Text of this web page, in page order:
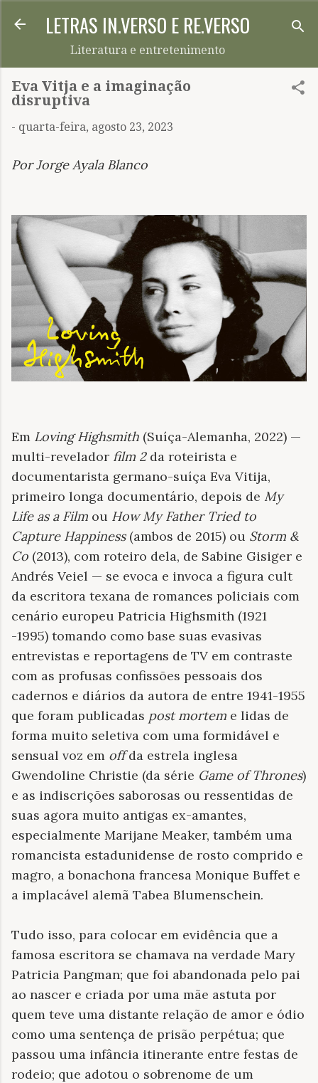
Pular para o conteúdo principal
LETRAS IN.VERSO E RE.VERSO
Literatura e entretenimento
Eva Vitja e a imaginação
disruptiva
- quarta-feira, agosto 23, 2023
Por Jorge Ayala Blanco
Em Loving Highsmith (Suíça-Alemanha, 2022) —
multi-revelador film 2da roteirista e
documentarista germano-suíça Eva Vitija,
primeiro longa documentário, depois de My
Life as a Film ou How My Father Tried to
Capture Happiness (ambos de 2015) ou Storm &
Co (2013), com roteiro dela, de Sabine Gisiger e
Andrés Veiel — se evoca e invoca a figura cult
da escritora texana de romances policiais com
cenário europeu Patricia Highsmith (1921
-1995) tomando como base suas evasivas
entrevistas e reportagens de TV em contraste
com as profusas confissões pessoais dos
cadernos e diários da autora de entre 1941-1955
que foram publicadas post mortem e lidas de
forma muito seletiva com uma formidável e
sensual voz em offda estrela inglesa
Gwendoline Christie (da série Game of Thrones)
e as indiscrições saborosas ou ressentidas de
suas agora muito antigas ex-amantes,
especialmente Marijane Meaker, também uma
romancista estadunidense de rosto comprido e
magro, a bonachona francesa Monique Buffet e
a implacável alemã Tabea Blumenschein.
Tudo isso, para colocar em evidência que a
famosa escritora se chamava na verdade Mary
Patricia Pangman; que foi abandonada pelo pai
ao nascer e criada por uma mãe astuta por
quem teve uma distante relação de amor e ódio
como uma sentença de prisão perpétua; que
passou uma infância itinerante entre festas de
rodeio; que adotou o sobrenome de um